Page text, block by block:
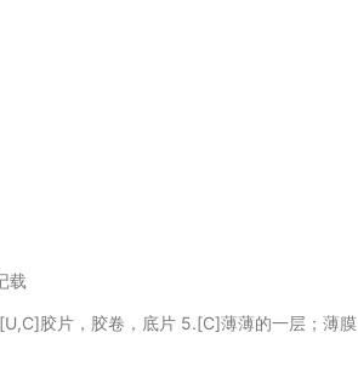
载
胶片，胶卷，底片 5.[C]薄薄的一层；薄膜